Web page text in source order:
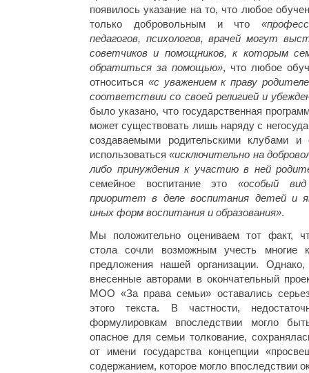
появилось указание на то, что любое
только добровольным и что
педагогов, психологов, врачей могут
советчиков и помощников, к которым
обратиться за помощью», что любое
относиться «с уважением к праву
соответствии со своей религией и
было указано, что государственная
может существовать лишь наряду с
создаваемыми родительскими клубами и
использоваться«исключительно на
либо принуждения к участию в ней
семейное воспитание это «особый
приоритет в деле воспитания детей и
иных форм воспитания и образования».
Мы положительно оцениваем тот факт,
стола сочли возможным учесть многие
предложения нашей организации.
внесенные авторами в окончательный
МОО «За права семьи» оставались
этого текста. В частности,
формулировкам впоследствии могло
опасное для семьи толкование,
от имени государства концепции
содержанием, которое могло впоследствии